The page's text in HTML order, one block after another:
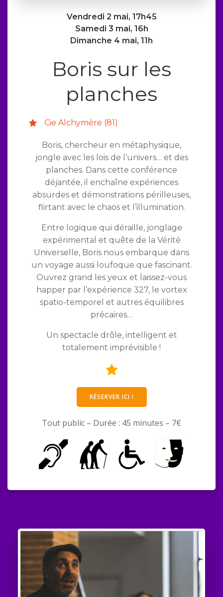
Vendredi 2 mai, 17h45
Samedi 3 mai, 16h
Dimanche 4 mai, 11h
Boris sur les
planches
Cie Alchymère (81)
Boris, chercheur en métaphysique,
jongle avec les lois de l’univers… et des
planches. Dans cette conférence
déjantée, il enchaîne expériences
absurdes et démonstrations périlleuses,
flirtant avec le chaos et l’illumination.
Entre logique qui déraille, jonglage
expérimental et quête de la Vérité
Universelle, Boris nous embarque dans
un voyage aussi loufoque que fascinant.
Ouvrez grand les yeux et laissez-vous
happer par l’expérience 327, le vortex
spatio-temporel et autres équilibres
précaires…
Un spectacle drôle, intelligent et
totalement imprévisible !
RÉSERVER ICI !
Tout public – Durée : 45 minutes – 7€